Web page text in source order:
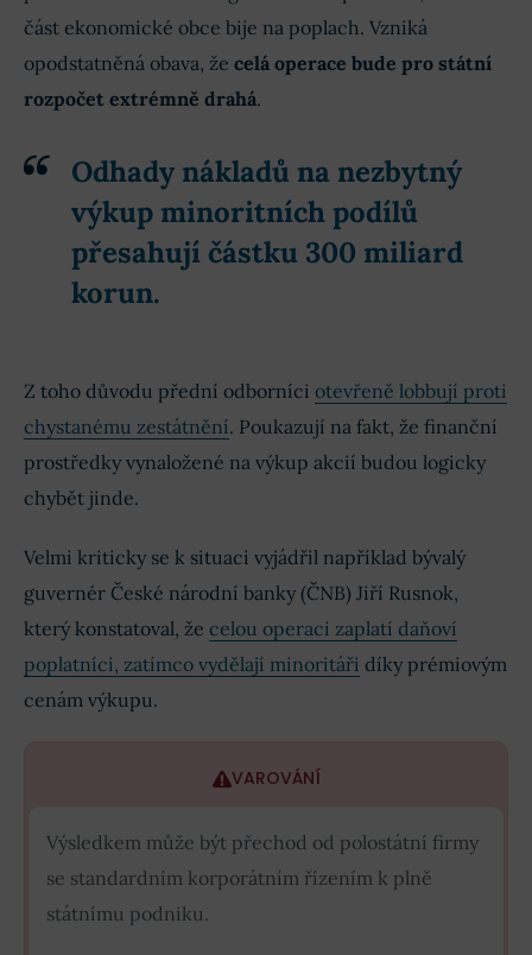
část ekonomické obce bije na poplach. Vzniká
opodstatněná obava, že celá operace bude pro státní
rozpočet extrémně drahá.
Odhady nákladů na nezbytný
výkup minoritních podílů
přesahují částku 300 miliard
korun.
Z toho důvodu přední odborníci otevřeně lobbují proti
chystanému zestátnění. Poukazují na fakt, že finanční
prostředky vynaložené na výkup akcií budou logicky
chybět jinde.
Velmi kriticky se k situaci vyjádřil například bývalý
guvernér České národní banky (ČNB) Jiří Rusnok,
který konstatoval, že celou operaci zaplatí daňoví
poplatníci, zatímco vydělají minoritáři díky prémiovým
cenám výkupu.
VAROVÁNÍ
Výsledkem může být přechod od polostátní firmy
se standardním korporátním řízením k plně
státnímu podniku.